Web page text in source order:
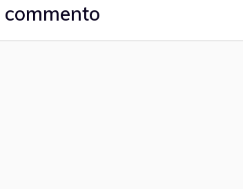
commento